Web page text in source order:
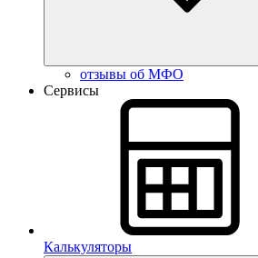
отзывы об МФО
Сервисы
Калькуляторы